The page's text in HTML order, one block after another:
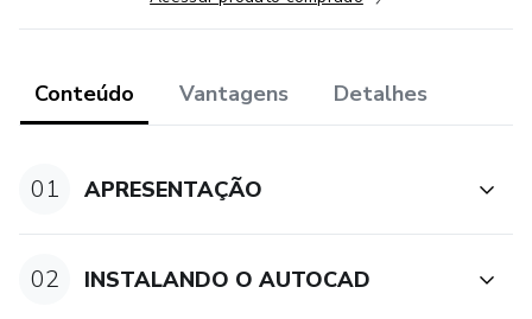
Conteúdo Vantagens Detalhes
01 APRESENTAÇÃO
02 INSTALANDO O AUTOCAD